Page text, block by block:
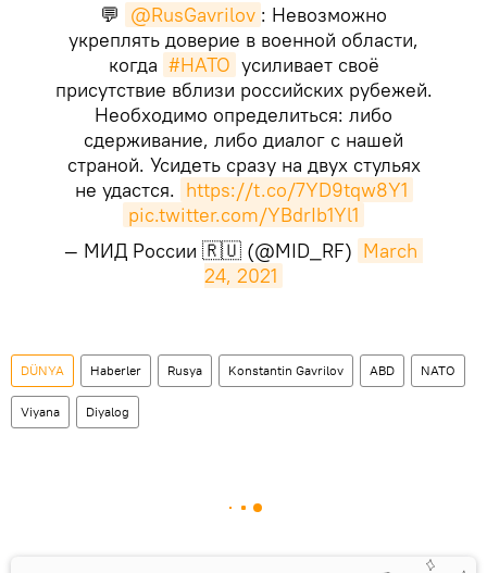
💬 @RusGavrilov : Невозможно
укреплять доверие в военной области,
когда #НАТО усиливает своё
присутствие вблизи российских рубежей.
Необходимо определиться: либо
сдерживание, либо диалог с нашей
страной. Усидеть сразу на двух стульях
не удастся. https://t.co/7YD9tqw8Y1
pic.twitter.com/YBdrIb1Yl1
— МИД России 🇷🇺 (@MID_RF) March
24, 2021
DÜNYA Haberler Rusya Konstantin Gavrilov ABD NATO
Viyana Diyalog